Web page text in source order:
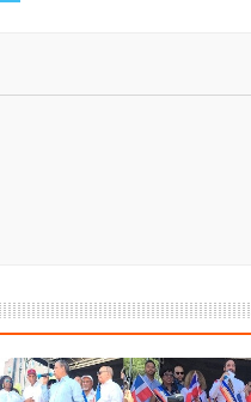
Medalla al Mérito
en San Juan podría